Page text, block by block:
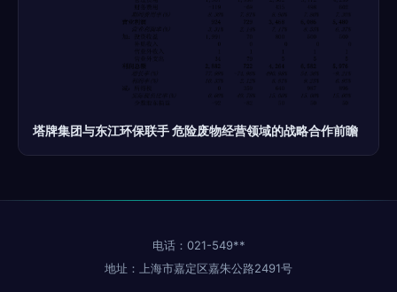
塔牌集团与东江环保联手 危险废物经营领域的战略合作前瞻
电话：021-549**
地址：上海市嘉定区嘉朱公路2491号